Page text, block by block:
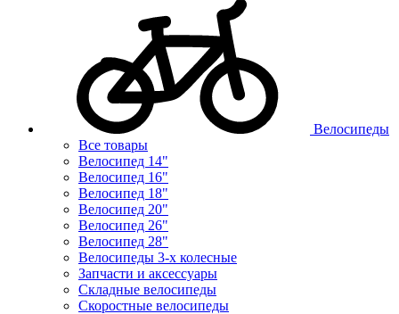
Велосипеды
Все товары
Велосипед 14"
Велосипед 16"
Велосипед 18"
Велосипед 20"
Велосипед 26"
Велосипед 28"
Велосипеды 3-х колесные
Запчасти и аксессуары
Складные велосипеды
Скоростные велосипеды